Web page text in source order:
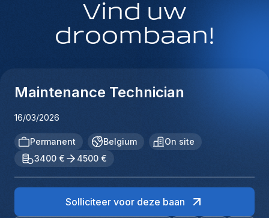
Vind uw
droombaan!
Maintenance Technician
16/03/2026
Permanent Belgium
On site
3400 €
4500 €
Solliciteer voor deze baan